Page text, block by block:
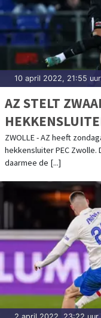
10 april 2022, 21:55 uur
AZ STELT
ZWOLLE - AZ heeft
hekkensluiter PEC
daarmee de [...]